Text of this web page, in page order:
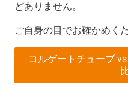
どありません。
ご自身の目でお確かめくだ
コルゲートチューブ